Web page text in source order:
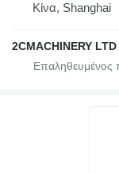
Κίνα, Shanghai
2CMACHINERY LTD